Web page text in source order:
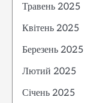
Травень 2025
Квітень 2025
Березень 2025
Лютий 2025
Січень 2025